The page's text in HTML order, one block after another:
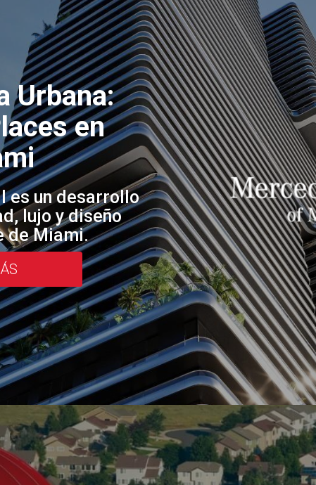
Urbana:
en
es un desarrollo
lujo y diseño
de Miami.